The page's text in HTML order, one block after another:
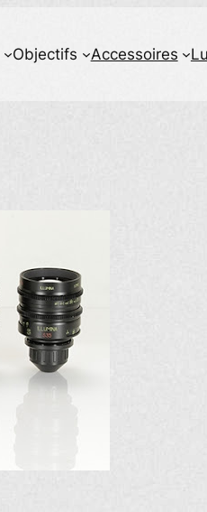
Objectifs Accessoires